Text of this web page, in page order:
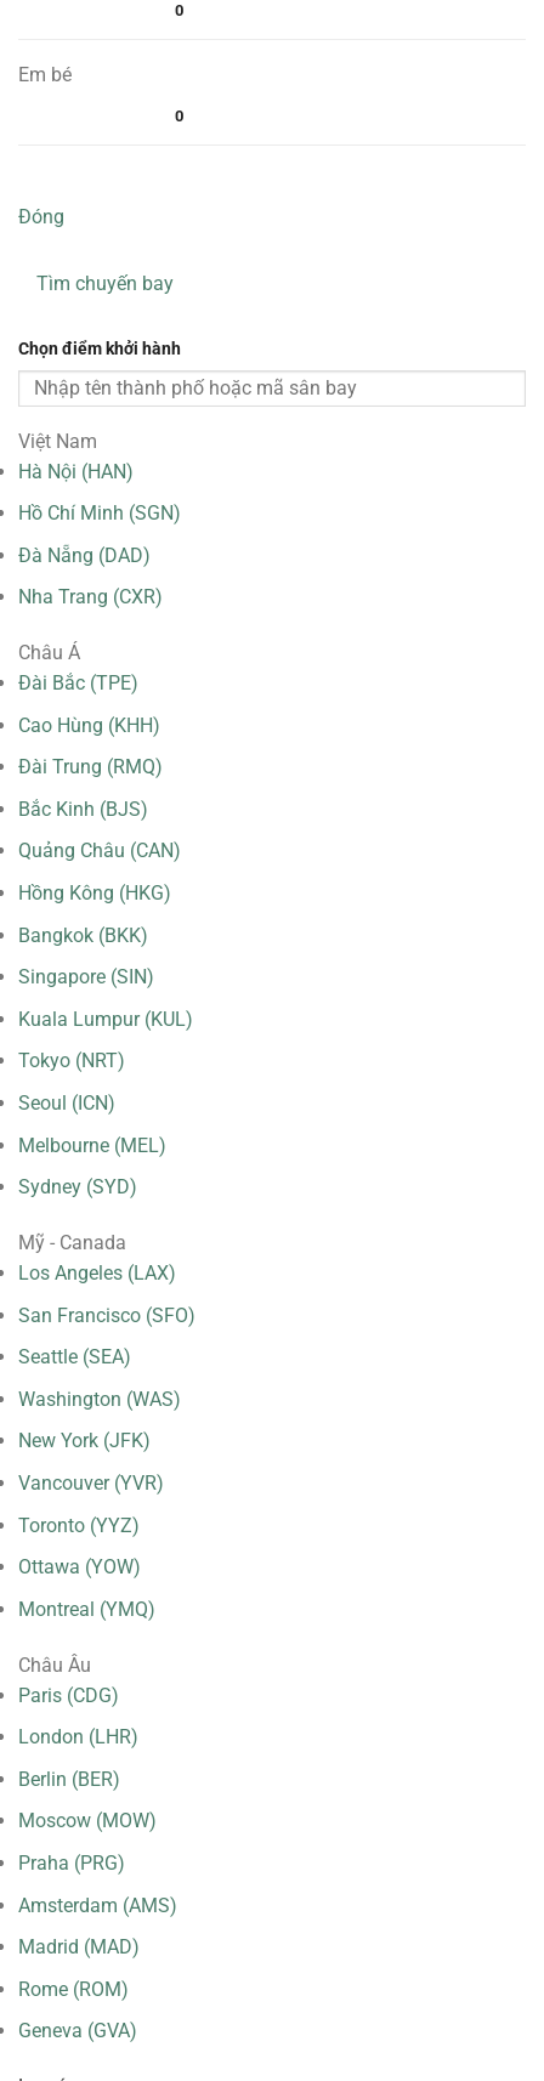
0
Em bé
0
Đóng
Tìm chuyến bay
Chọn điểm khởi hành
Việt Nam
Hà Nội (HAN)
Hồ Chí Minh (SGN)
Đà Nẵng (DAD)
Nha Trang (CXR)
Châu Á
Đài Bắc (TPE)
Cao Hùng (KHH)
Đài Trung (RMQ)
Bắc Kinh (BJS)
Quảng Châu (CAN)
Hồng Kông (HKG)
Bangkok (BKK)
Singapore (SIN)
Kuala Lumpur (KUL)
Tokyo (NRT)
Seoul (ICN)
Melbourne (MEL)
Sydney (SYD)
Mỹ - Canada
Los Angeles (LAX)
San Francisco (SFO)
Seattle (SEA)
Washington (WAS)
New York (JFK)
Vancouver (YVR)
Toronto (YYZ)
Ottawa (YOW)
Montreal (YMQ)
Châu Âu
Paris (CDG)
London (LHR)
Berlin (BER)
Moscow (MOW)
Praha (PRG)
Amsterdam (AMS)
Madrid (MAD)
Rome (ROM)
Geneva (GVA)